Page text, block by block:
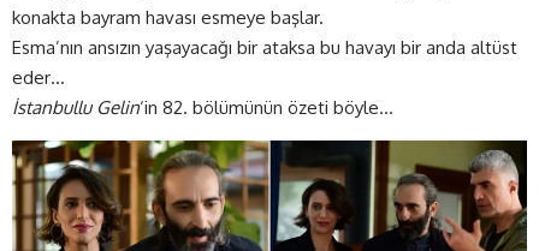
konakta bayram havası esmeye başlar.
Esma’nın ansızın yaşayacağı bir ataksa bu havayı bir anda altüst
eder…
İstanbullu Gelin‘in 82. bölümünün özeti böyle…